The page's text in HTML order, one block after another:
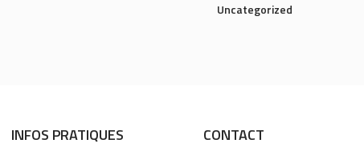
Uncategorized
INFOS PRATIQUES CONTACT